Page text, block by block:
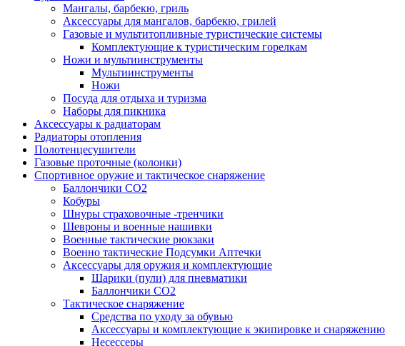
Мангалы, барбекю, гриль
Аксессуары для мангалов, барбекю, грилей
Газовые и мультитопливные туристические системы
Комплектующие к туристическим горелкам
Ножи и мультиинструменты
Мультиинструменты
Ножи
Посуда для отдыха и туризма
Наборы для пикника
Аксессуары к радиаторам
Радиаторы отопления
Полотенцесушители
Газовые проточные (колонки)
Спортивное оружие и тактическое снаряжение
Баллончики CO2
Кобуры
Шнуры страховочные -тренчики
Шевроны и военные нашивки
Военные тактические рюкзаки
Военно тактические Подсумки Аптечки
Аксессуары для оружия и комплектующие
Шарики (пули) для пневматики
Баллончики CO2
Тактическое снаряжение
Средства по уходу за обувью
Аксессуары и комплектующие к экипировке и снаряжению
Несессеры